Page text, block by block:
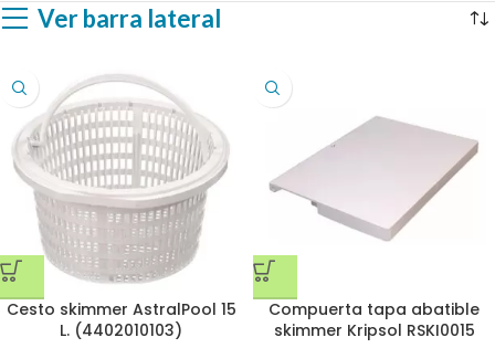
Ver barra lateral
Cesto skimmer AstralPool 15
L. (4402010103)
Compuerta tapa abatible
skimmer Kripsol RSKI0015